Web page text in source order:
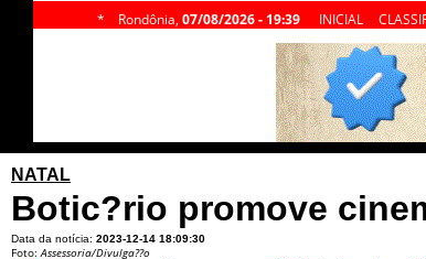
* Rondônia, 07/08/2026 - 19:39 INICIAL
NATAL
Botic?rio promove
Data da notícia: 2023-12-14 18:09:30
Foto:Assessoria/Divulga??o